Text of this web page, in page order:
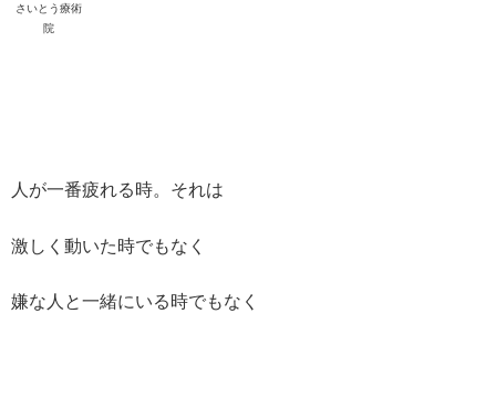
さいとう療術
院
人が一番疲れる時。それは
激しく動いた時でもなく
嫌な人と一緒にいる時でもなく